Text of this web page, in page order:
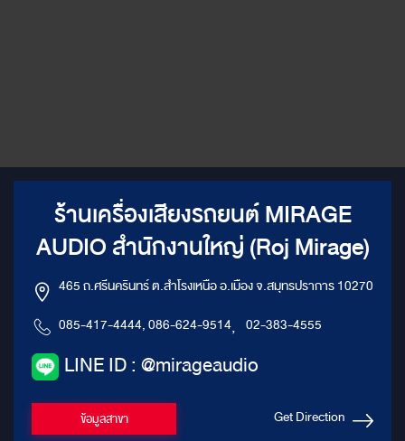
ร้านเครื่องเสียงรถยนต์ MIRAGE
AUDIO สำนักงานใหญ่ (Roj Mirage)
465 ถ.ศรีนครินทร์ ต.สำโรงเหนือ อ.เมือง จ.สมุทรปราการ 10270
085-417-4444, 086-624-9514, 02-383-4555
LINE ID : @mirageaudio
ข้อมูลสาขา Get Direction